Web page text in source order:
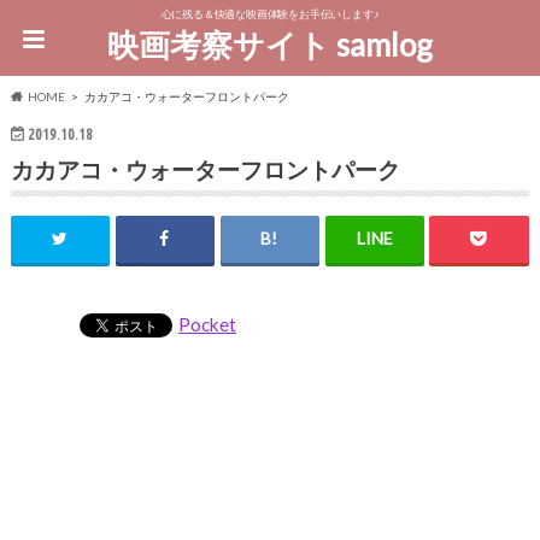
心に残る＆快適な映画体験をお手伝いします♪
映画考察サイト samlog
HOME カカアコ・ウォーターフロントパーク
2019.10.18
カカアコ・ウォーターフロントパーク
Pocket